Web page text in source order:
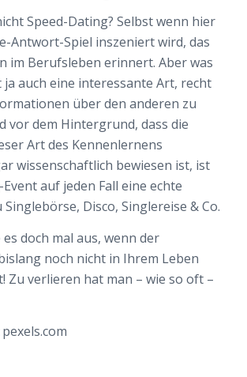
Speed-Dating? Selbst wenn hier
Antwort-Spiel inszeniert wird, das
im Berufsleben erinnert. Aber was
ja auch eine interessante Art, recht
über den anderen zu
vor dem Hintergrund, dass die
Art des Kennenlernens
wissenschaftlich bewiesen ist, ist
auf jeden Fall eine echte
Disco, Singlereise & Co.
doch mal aus, wenn der
noch nicht in Ihrem Leben
Zu verlieren hat man – wie so oft –